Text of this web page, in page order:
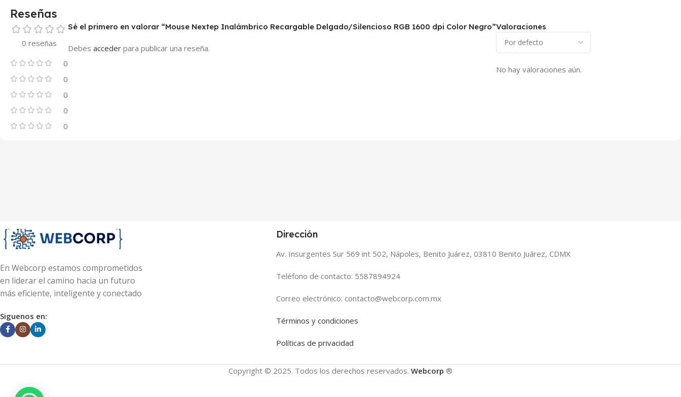
Reseñas
0 reseñas
0
0
0
0
0
Valoraciones
No hay valoraciones aún.
Sé el primero en valorar “Mouse Nextep Inalámbrico Recargable Delgado/Silencioso RGB 1600 dpi Color Negro”
Debes acceder para publicar una reseña.
En Webcorp estamos comprometidos
en liderar el camino hacia un futuro
más eficiente, inteligente y conectado
Siguenos en:
Dirección
Av. Insurgentes Sur 569 int 502, Nápoles, Benito Juárez, 03810 Benito Juárez, CDMX
Teléfono de contacto: 5587894924
Correo electrónico: contacto@webcorp.com.mx
Términos y condiciones
Políticas de privacidad
Copyright © 2025. Todos los derechos reservados. Webcorp ®